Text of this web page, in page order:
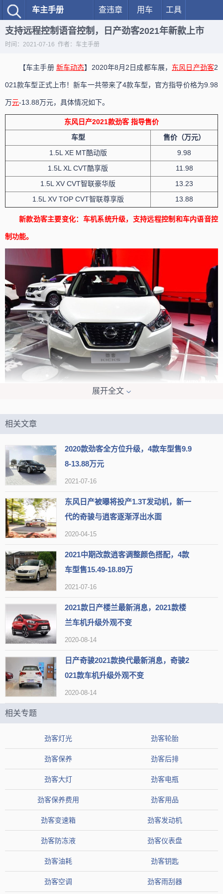
车主手册 查违章 用车 工具
支持远程控制语音控制，日产劲客2021年新款上市
时间：2021-07-16 作者：车主手册
【车主手册 新车动态】2020年8月2日成都车展， 东风 日产劲客2
021款车型正式上市！新车一共带来了4款车型，官方指导价格为9.98
万元-13.88万元，具体情况如下。
东风日产2021款劲客 指导售价
车型
售价（万元）
1.5L XE MT酷动版
9.98
1.5L XL CVT酷享版
11.98
1.5L XV CVT智联豪华版
13.23
1.5L XV TOP CVT智联尊享版
13.88
新款劲客主要变化：车机系统升级，支持远程控制和车内语音控
制功能。
可以看到，新款劲客的外观造型与上一款相比完全没有发生变
化，前脸给人的感觉敦厚老实，侧面的造型则略有跨界轿跑的五代。
整体的设计造型与2020款是保持一致的，圆形的元素非常多，包
括了仪表、出风口、旋钮等等，显得比较精致。中控台是一块7英寸的
展开全文
相关文章
2020款劲客全方位升级，4款车型售9.9
8-13.88万元
2021-07-16
东风日产被曝将投产1.3T发动机，新一
代的奇骏与逍客逐渐浮出水面
2020-04-15
2021中期改款逍客调整颜色搭配，4款
车型售15.49-18.89万
2021-07-16
2021款日产楼兰最新消息，2021款楼
兰车机升级外观不变
2020-08-14
日产奇骏2021款换代最新消息，奇骏2
021款车机升级外观不变
2020-08-14
相关专题
劲客灯光 劲客轮胎
劲客保养 劲客后排
劲客大灯 劲客电瓶
劲客保养费用 劲客用品
劲客变速箱 劲客发动机
劲客防冻液 劲客仪表盘
劲客油耗 劲客钥匙
劲客空调 劲客雨刮器